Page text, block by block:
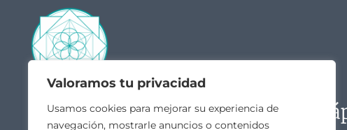
Valoramos tu privacidad
Usamos cookies para mejorar su experiencia de
navegación, mostrarle anuncios o contenidos
Contacto
Acceso